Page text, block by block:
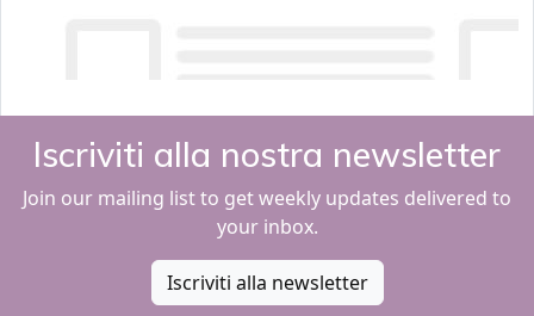
Iscriviti alla nostra newsletter
Join our mailing list to get weekly updates delivered to
your inbox.
Iscriviti alla newsletter